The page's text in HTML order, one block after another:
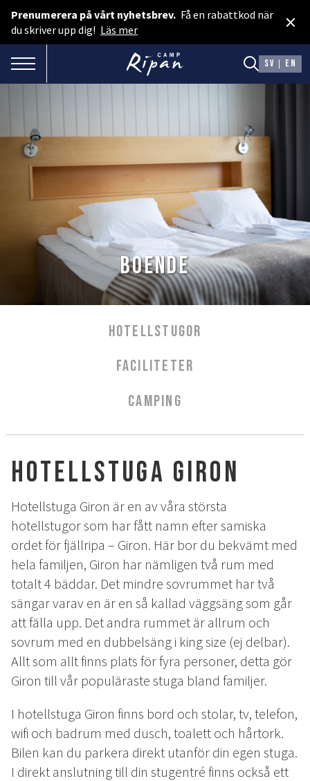
Prenumerera på vårt nyhetsbrev. Få en rabattkod när
du skriver upp dig! Läs mer ×
TOGGLE NAVIGATION SV EN
Boka rum
Spa & Event
BOENDE
Hotellstugor
Faciliteter
Camping
MAT & DRYCK
AURORA SPA
Sparitualen Stävan
Spabehandlingar
AKTIVITETER
Vinter
Sommar
KONFERENS
Konferenspaket
Konferensrum
EVENT & BRÖLLOP
Bröllop
Catering
Festarrangemang
Skräddarsydda program
Tipi-event
WELLNESS
Boende
HOTELLSTUGOR
FACILITETER
CAMPING
Hotellstuga Giron
Hotellstuga Giron är en av våra största
hotellstugor som har fått namn efter samiska
ordet för fjällripa – Giron. Här bor du bekvämt med
hela familjen, Giron har nämligen två rum med
totalt 4 bäddar. Det mindre sovrummet har två
sängar varav en är en så kallad väggsäng som går
att fälla upp. Det andra rummet är allrum och
sovrum med en dubbelsäng i king size (ej delbar).
Allt som allt finns plats för fyra personer, detta gör
Giron till vår populäraste stuga bland familjer.
I hotellstuga Giron finns bord och stolar, tv, telefon,
wifi och badrum med dusch, toalett och hårtork.
Bilen kan du parkera direkt utanför din egen stuga.
I direkt anslutning till din stugentré finns också ett